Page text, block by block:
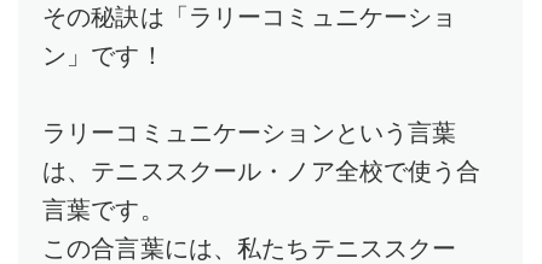
その秘訣は「ラリーコミュニケーショ
ン」です！
ラリーコミュニケーションという言葉
は、テニススクール・ノア全校で使う合
言葉です。
この合言葉には、私たちテニススクー